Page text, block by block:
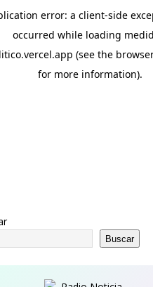
Buscar